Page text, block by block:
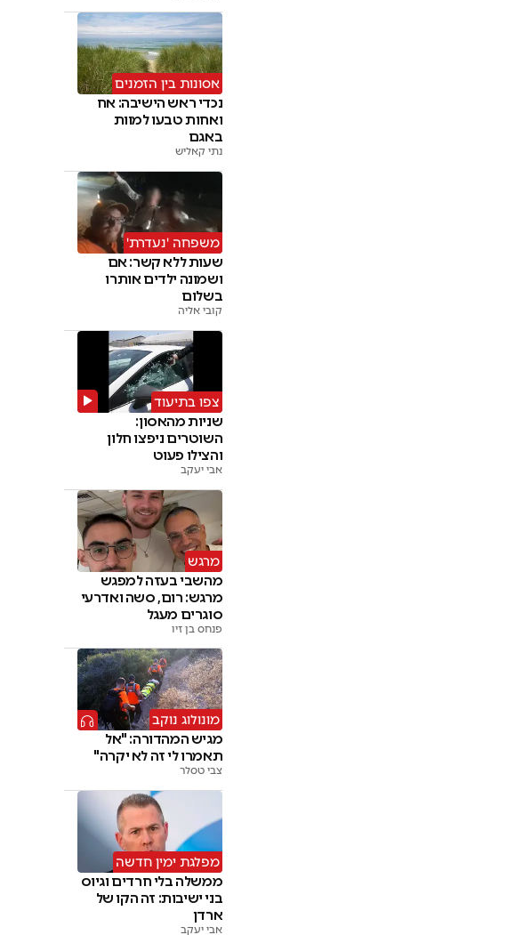
אסונות בין הזמנים
נכדי ראש הישיבה: אח
ואחות טבעו למוות
באגם
נתי קאליש
משפחה 'נעדרת'
שעות ללא קשר: אם
ושמונה ילדים אותרו
בשלום
קובי אליה
צפו בתיעוד
שניות מהאסון:
השוטרים ניפצו חלון
והצילו פעוט
אבי יעקב
מרגש
מהשבי בעזה למפגש
מרגש: רום, סשה ואדרעי
סוגרים מעגל
פנחס בן זיו
מונולוג נוקב
מגיש המהדורה: "אל
תאמרו לי זה לא יקרה"
צבי טסלר
מפלגת ימין חדשה
ממשלה בלי חרדים וגיוס
בני ישיבות: זה הקו של
ארדן
אבי יעקב